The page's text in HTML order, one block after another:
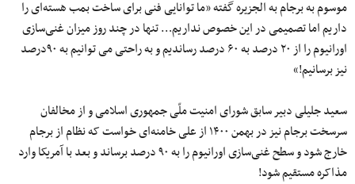
موسوم به برجام به الجزیره گفته «ما توانایی فنی برای ساخت بمب هسته‌ای را
داریم اما تصمیمی در این خصوص نداریم… تنها در چند روز میزان غنی‌سازی
اورانیوم را از ۲۰ درصد به ۶۰ درصد رساندیم و به راحتی می توانیم به ۹۰درصد
نیز برسانیم!»
سعید جلیلی دبیر سابق شورای امنیت ملّی جمهوری اسلامی و از مخالفان
سرسخت برجام نیز در بهمن ۱۴۰۰ از علی خامنه‌ای خواست که نظام از برجام
خارج شود و سطح غنی‌سازی اورانیوم را به ۹۰ درصد برساند و بعد با آمریکا وارد
مذاکره مستقیم شود!